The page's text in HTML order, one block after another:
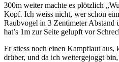
300m weiter machte es plötzlich
Kopf. Ich weiss nicht, wer schon
Raubvogel in 3 Zentimeter Abstand
hat’s 1m zur Seite gelupft vor
Er stiess noch einen Kampflaut aus,
drüber, und da ich weitergejoggt